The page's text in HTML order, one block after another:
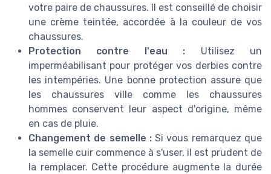
votre paire de chaussures. Il est conseillé de choisir
une crème teintée, accordée à la couleur de vos
chaussures.
Protection contre l'eau : Utilisez un
imperméabilisant pour protéger vos derbies contre
les intempéries. Une bonne protection assure que
les chaussures ville comme les chaussures
hommes conservent leur aspect d'origine, même
en cas de pluie.
Changement de semelle :Si vous remarquez que
la semelle cuir commence à s'user, il est prudent de
la remplacer. Cette procédure augmente la durée